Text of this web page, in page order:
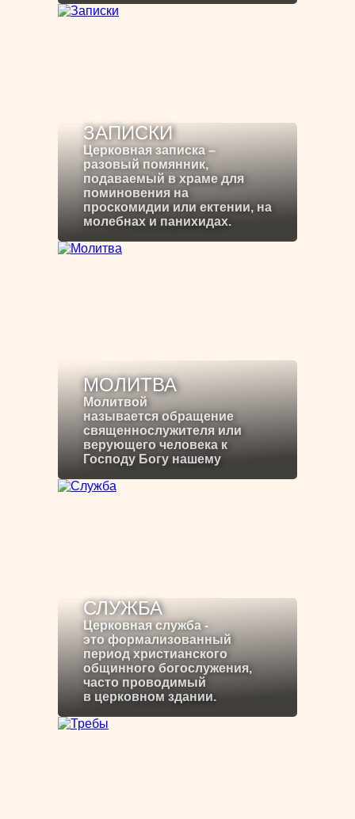
ЗАПИСКИ
Церковная записка –
разовый помянник,
подаваемый в храме для
поминовения на
проскомидии или ектении, на
молебнах и панихидах.
МОЛИТВА
Молитвой
называется обращение
священнослужителя или
верующего человека к
Господу Богу нашему
СЛУЖБА
Церковная служба -
это формализованный
период христианского
общинного богослужения,
часто проводимый
в церковном здании.